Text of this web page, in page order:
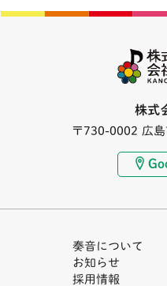
株式
〒730-0002 広
奏音について
お知らせ
採用情報